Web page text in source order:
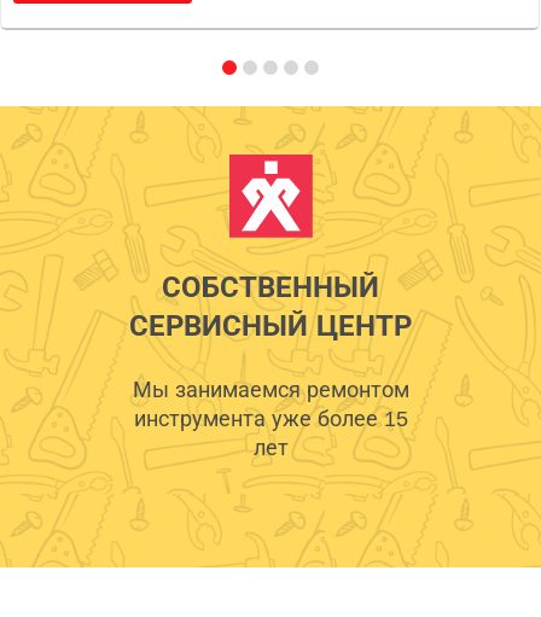
СОБСТВЕННЫЙ
СЕРВИСНЫЙ ЦЕНТР
Мы занимаемся ремонтом
инструмента уже более 15
лет